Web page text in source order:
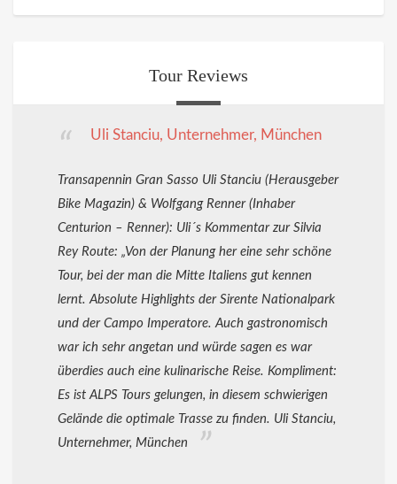
Tour Reviews
Uli Stanciu, Unternehmer, München
Transapennin Gran Sasso Uli Stanciu (Herausgeber
Bike Magazin) & Wolfgang Renner (Inhaber
Centurion – Renner): Uli´s Kommentar zur Silvia
Rey Route: „Von der Planung her eine sehr schöne
Tour, bei der man die Mitte Italiens gut kennen
lernt. Absolute Highlights der Sirente Nationalpark
und der Campo Imperatore. Auch gastronomisch
war ich sehr angetan und würde sagen es war
überdies auch eine kulinarische Reise. Kompliment:
Es ist ALPS Tours gelungen, in diesem schwierigen
Gelände die optimale Trasse zu finden. Uli Stanciu,
Unternehmer, München